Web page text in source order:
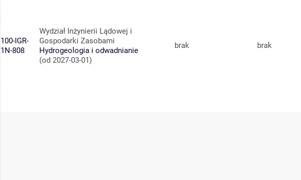
100-IGR-
1N-808
Wydział Inżynierii Lądowej i
Gospodarki Zasobami
Hydrogeologia i odwadnianie
(od 2027-03-01)
brak brak